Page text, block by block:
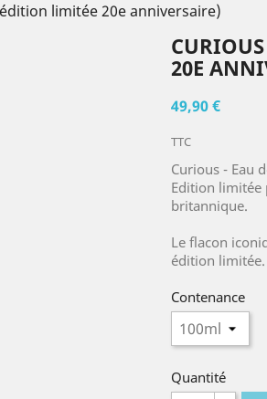
limitée 20e anniversaire)
20E
49,90 €
TTC
Curious - Eau
Edition limitée
britannique.
Le flacon
édition limitée.
Contenance
Quantité